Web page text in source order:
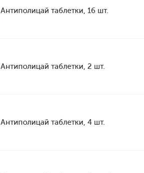
Антиполицай таблетки, 16 шт.
Антиполицай таблетки, 2 шт.
Антиполицай таблетки, 4 шт.